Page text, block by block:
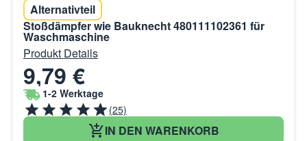
Alternativteil
Stoßdämpfer wie Bauknecht 480111102361 für
Waschmaschine
Produkt Details
9,79 €
1-2 Werktage
(25)
IN DEN WARENKORB